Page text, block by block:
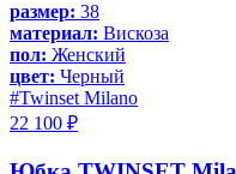
размер: 38
материал: Вискоза
пол: Женский
цвет: Черный
#Twinset Milano
22 100 ₽